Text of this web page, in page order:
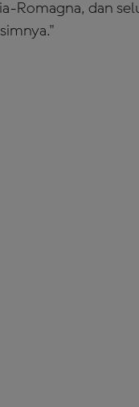
Romagna, dan